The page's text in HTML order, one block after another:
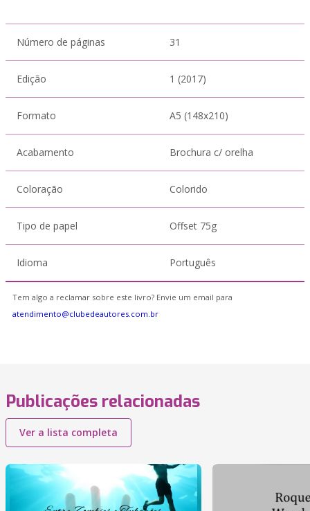
Número de páginas 31
Edição 1 (2017)
Formato A5 (148x210)
Acabamento Brochura c/ orelha
Coloração Colorido
Tipo de papel Offset 75g
Idioma Português
Tem algo a reclamar sobre este livro? Envie um email para
atendimento@clubedeautores.com.br
Publicações relacionadas
Ver a lista completa